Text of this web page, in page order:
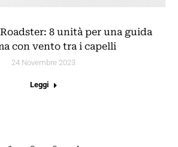
8 unità per una guida
con vento tra i capelli
24 Novembre 2023
Leggi